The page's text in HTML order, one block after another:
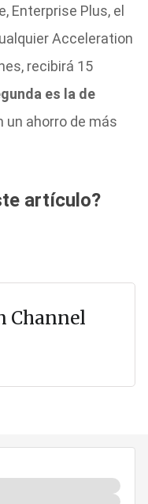
Enterprise Plus, el
Acceleration
recibirá 15
es la de
un ahorro de más
artículo?
Channel